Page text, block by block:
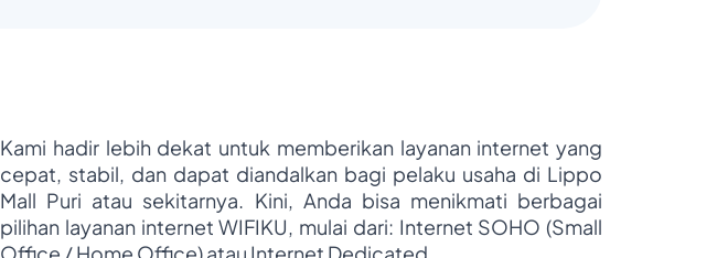
Kami hadir lebih dekat untuk memberikan layanan internet yang
cepat, stabil, dan dapat diandalkan bagi pelaku usaha di Lippo
Mall Puri atau sekitarnya. Kini, Anda bisa menikmati berbagai
pilihan layanan internet WIFIKU, mulai dari: Internet SOHO (Small